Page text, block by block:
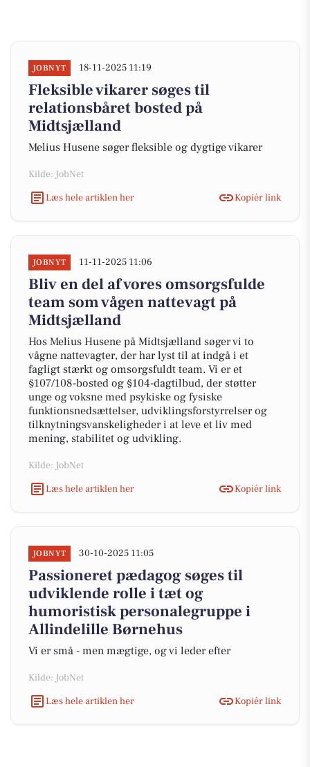
JOBNYT 18-11-2025 11:19
Fleksible vikarer søges til
relationsbåret bosted på
Midtsjælland
Melius Husene søger fleksible og dygtige vikarer
Kilde: JobNet
Læs hele artiklen her
Kopiér link
JOBNYT 11-11-2025 11:06
Bliv en del af vores omsorgsfulde
team som vågen nattevagt på
Midtsjælland
Hos Melius Husene på Midtsjælland søger vi to
vågne nattevagter, der har lyst til at indgå i et
fagligt stærkt og omsorgsfuldt team. Vi er et
§107/108-bosted og §104-dagtilbud, der støtter
unge og voksne med psykiske og fysiske
funktionsnedsættelser, udviklingsforstyrrelser og
tilknytningsvanskeligheder i at leve et liv med
mening, stabilitet og udvikling.
Kilde: JobNet
Læs hele artiklen her
Kopiér link
JOBNYT 30-10-2025 11:05
Passioneret pædagog søges til
udviklende rolle i tæt og
humoristisk personalegruppe i
Allindelille Børnehus
Vi er små - men mægtige, og vi leder efter
Kilde: JobNet
Læs hele artiklen her
Kopiér link